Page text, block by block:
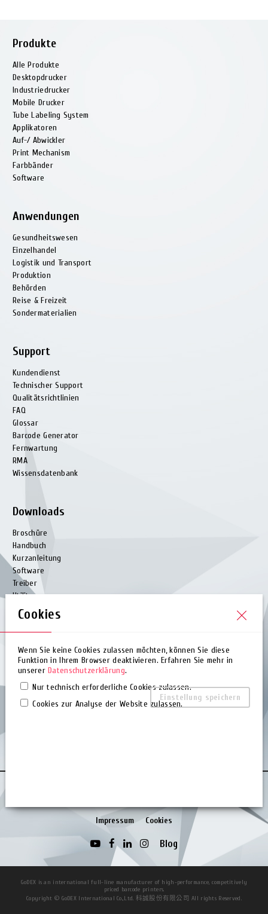
Cookies
Wenn Sie keine Cookies zulassen möchten, können Sie diese
Funktion in Ihrem Browser deaktivieren. Erfahren Sie mehr in
unsererDatenschutzerklärung.
Nur technisch erforderliche Cookies zulassen.
Cookies zur Analyse der Website zulassen.
Einstellung speichern
Produkte
Alle Produkte
Desktopdrucker
Industriedrucker
Mobile Drucker
Tube Labeling System
Applikatoren
Auf-/ Abwickler
Print Mechanism
Farbbänder
Software
Anwendungen
Gesundheitswesen
Einzelhandel
Logistik und Transport
Produktion
Behörden
Reise & Freizeit
Sondermaterialien
Support
Kundendienst
Technischer Support
Qualitätsrichtlinien
FAQ
Glossar
Barcode Generator
Fernwartung
RMA
Wissensdatenbank
Downloads
Broschüre
Handbuch
Kurzanleitung
Software
Treiber
Utility
EZPL Manual
Service Manual (Partner)
Firmware (Partner)
Lieferanten Compliance Erklärung
PPWR
Über uns
Impressum Cookies
Blog
GoDEX is an international full-line manufacturer of high-performance, competitively
priced barcode printers.
Copyright © GoDEX International Co.,Ltd. 科誠股份有限公司 All rights Reserved.